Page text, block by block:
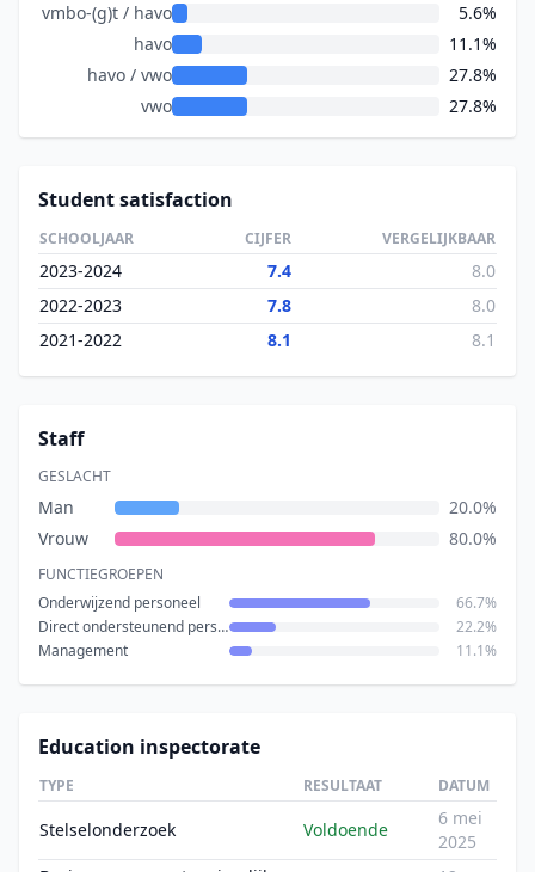
vmbo-(g)t / havo
5.6%
havo
11.1%
havo / vwo
27.8%
vwo
27.8%
Student satisfaction
SCHOOLJAAR CIJFER VERGELIJKBAAR
2023-2024 7.4
8.0
2022-2023
7.8
8.0
2021-2022
8.1 8.1
Staff
GESLACHT
Man
20.0%
Vrouw
80.0%
FUNCTIEGROEPEN
Onderwijzend personeel
66.7%
Direct ondersteunend personeel
22.2%
Management
11.1%
Education inspectorate
TYPE RESULTAAT DATUM
Stelselonderzoek Voldoende
6 mei
2025